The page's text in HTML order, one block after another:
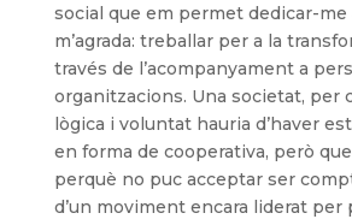
social que em permet dedicar-me
m’agrada: treballar per a la
través de l’acompanyament a
organitzacions. Una societat, per
lògica i voluntat hauria d’haver
en forma de cooperativa, però
perquè no puc acceptar ser
d’un moviment encara liderat per